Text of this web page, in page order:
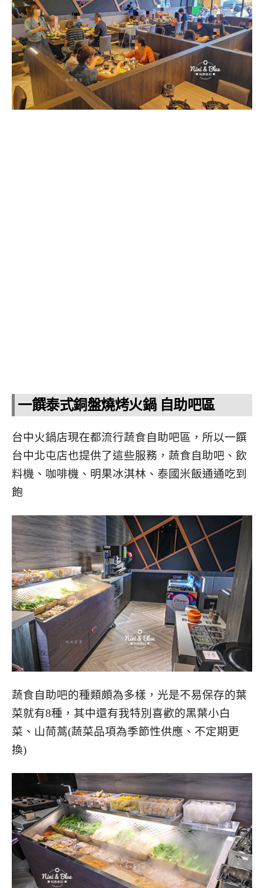
一饌泰式銅盤燒烤火鍋 自助吧區
台中火鍋店現在都流行蔬食自助吧區，所以一饌
台中北屯店也提供了這些服務，蔬食自助吧、飲
料機、咖啡機、明果冰淇林、泰國米飯通通吃到
飽
蔬食自助吧的種類頗為多樣，光是不易保存的葉
菜就有8種，其中還有我特別喜歡的黑葉小白
菜、山茼蒿(蔬菜品項為季節性供應、不定期更
換)